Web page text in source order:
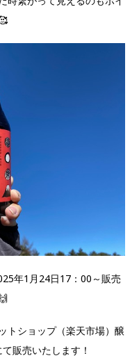
年1月24日17：00～販売
トショップ（楽天市場）醸
販売いたします！